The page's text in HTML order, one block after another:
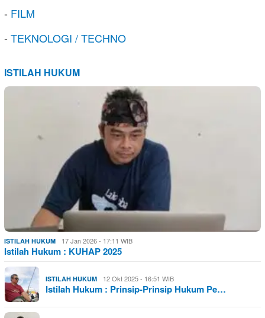
- FILM
-TEKNOLOGI / TECHNO
ISTILAH HUKUM
ISTILAH HUKUM 17 Jan 2026 - 17:11 WIB
Istilah Hukum : KUHAP 2025
ISTILAH HUKUM 12 Okt 2025 - 16:51 WIB
Istilah Hukum : Prinsip-Prinsip Hukum Pe…